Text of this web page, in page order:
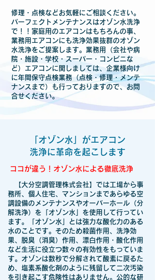
修理・点検などお気軽にご相談ください。
パーフェクトメンテナンスはオゾン水洗浄
で！！家庭用のエアコンはもちろんの事、
業務用エアコンにも洗浄効果抜群のオゾン
水洗浄をご提案します。業務用（会社や病
院・施設・学校・スーパー・コンビニな
ど）エアコンに関しましては、企業様向け
に年間保守点検業務（点検・修理・メンテ
ナンスまで）も行っておりますので、お問
合せください。
「オゾン水」がエアコン
洗浄に革命を起こします
ココが違う！オゾン水による徹底洗浄
【大分空調管理株式会社】では工場から事
務所、個人住宅、マンションまであらゆる空
調設備のメンテナンスやオーバーホール（分
解洗浄）を「オゾン水」を使用して行ってい
ます。「オゾン水」とは強力な酸化力のある
水のことです。そのため殺菌作用、洗浄効
果、脱臭（消臭）作用、漂白作用・酸化作用
など生活に役立つ数々の有効性をもっていま
す。オゾンは数秒で分解されて酸素に戻るた
め、塩素系酸化剤のように残留して二次汚染
を引き起こす危険性はありません。公的な研